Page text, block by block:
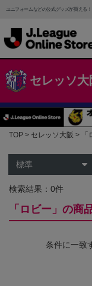
ユニフォームなどの公式グッズが買える！
セレッソ大
TOP セレッソ大阪
検索結果：0件
「ロビー」の商
条件に一致